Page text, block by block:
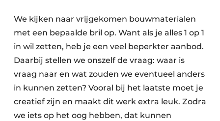
Houtafval
Kunststofafval
Medisch afval
Metaalrecyclage
Papierafval
We kijken naar vrijgekomen bouwmaterialen
met een bepaalde bril op. Want als je alles 1 op 1
in wil zetten, heb je een veel beperkter aanbod.
Daarbij stellen we onszelf de vraag: waar is
vraag naar en wat zouden we eventueel anders
in kunnen zetten? Vooral bij het laatste moet je
creatief zijn en maakt dit werk extra leuk. Zodra
we iets op het oog hebben, dat kunnen